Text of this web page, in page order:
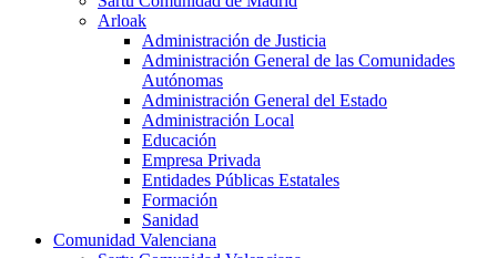
Arloak
Administración de Justicia
Administración General de las Comunidades
Autónomas
Administración General del Estado
Administración Local
Educación
Empresa Privada
Entidades Públicas Estatales
Formación
Sanidad
Comunidad Valenciana